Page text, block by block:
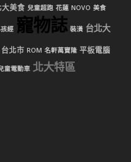
大美食 兒童超跑 花蓮 NOVO 美食
經 寵物誌 裝潢 台北大
台北市 ROM 名軒萬寶隆 平板電腦
童電動車 北大特區